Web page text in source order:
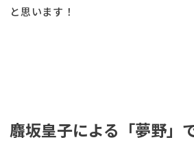
と思います！
麛坂皇子による「夢野」